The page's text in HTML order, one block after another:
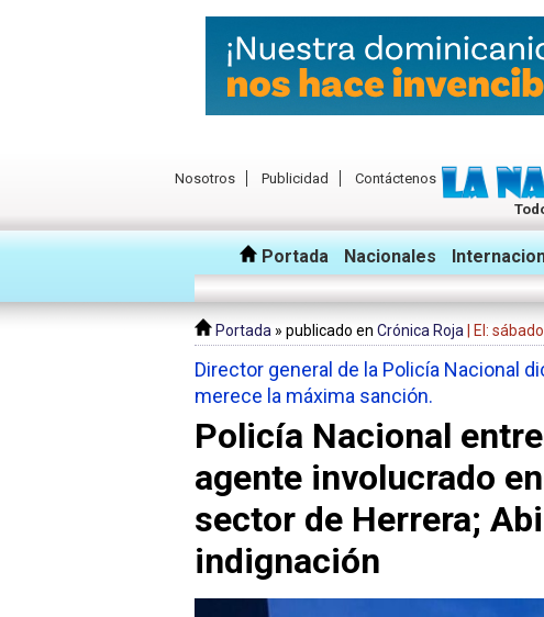
Nosotros Publicidad
Contáctenos
Portada Nacionales
Portada » publicado en Crónica Roja | El:
Director general de la Policía Nacional
merece la máxima sanción.
Policía Nacional
agente involucrado
sector de Herrera;
indignación